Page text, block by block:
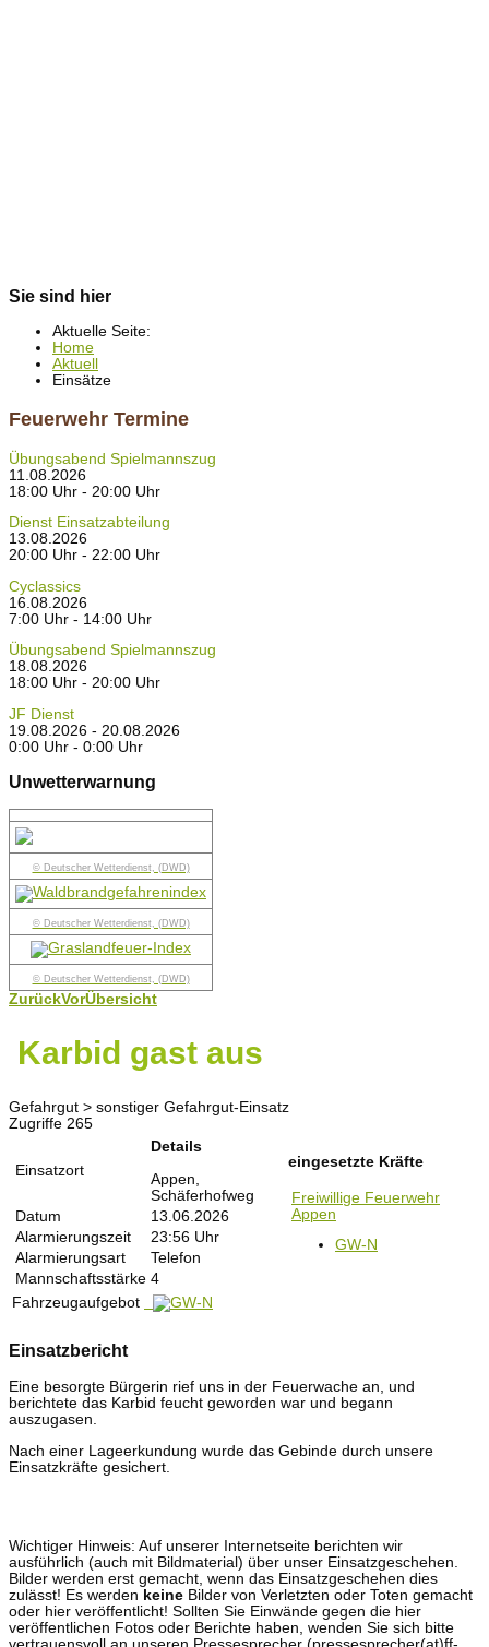
Sie sind hier
Aktuelle Seite:
Home
Aktuell
Einsätze
Feuerwehr Termine
Übungsabend Spielmannszug
11.08.2026
18:00 Uhr - 20:00 Uhr
Dienst Einsatzabteilung
13.08.2026
20:00 Uhr - 22:00 Uhr
Cyclassics
16.08.2026
7:00 Uhr - 14:00 Uhr
Übungsabend Spielmannszug
18.08.2026
18:00 Uhr - 20:00 Uhr
JF Dienst
19.08.2026 - 20.08.2026
0:00 Uhr - 0:00 Uhr
Unwetterwarnung
© Deutscher Wetterdienst, (DWD)
© Deutscher Wetterdienst, (DWD)
© Deutscher Wetterdienst, (DWD)
ZurückVorÜbersicht
Karbid gast aus
Gefahrgut > sonstiger Gefahrgut-Einsatz
Zugriffe 265
Einsatzort
Details
Appen,
Schäferhofweg
Datum
13.06.2026
Alarmierungszeit
23:56 Uhr
Alarmierungsart
Telefon
Mannschaftsstärke 4
eingesetzte Kräfte
Freiwillige Feuerwehr
Appen
GW-N
Fahrzeugaufgebot
Einsatzbericht
Eine besorgte Bürgerin rief uns in der Feuerwache an, und
berichtete das Karbid feucht geworden war und begann
auszugasen.
Nach einer Lageerkundung wurde das Gebinde durch unsere
Einsatzkräfte gesichert.
Wichtiger Hinweis: Auf unserer Internetseite berichten wir
ausführlich (auch mit Bildmaterial) über unser Einsatzgeschehen.
Bilder werden erst gemacht, wenn das Einsatzgeschehen dies
zulässt! Es werden keine Bilder von Verletzten oder Toten gemacht
oder hier veröffentlicht! Sollten Sie Einwände gegen die hier
veröffentlichen Fotos oder Berichte haben, wenden Sie sich bitte